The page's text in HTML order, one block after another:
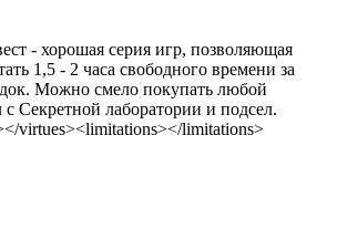
- хорошая серия игр, позволяющая
1,5 - 2 часа свободного времени за
Можно смело покупать любой
с Секретной лаборатории и подсел.
virtues><limitations></limitations>